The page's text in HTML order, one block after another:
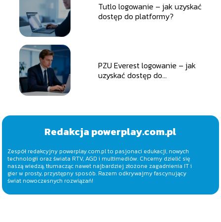
Tutlo logowanie – jak uzyskać
dostęp do platformy?
PZU Everest logowanie – jak
uzyskać dostęp do
Redakcja powerplay.com.pl
Zespół redakcyjny powerplay.com.pl to pasjonaci edukacji, nowych
technologii oraz świata RTV, AGD i multimediów. Chcemy dzielić się
naszą wiedzą, tłumacząc nawet najbardziej złożone zagadnienia IT i
gier w prosty, przystępny sposób. Razem odkrywajmy fascynujący
świat nowoczesnych rozwiązań!